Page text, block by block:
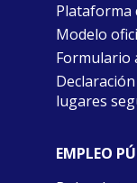
Plataforma
Modelo
Formulario
lugares
EMPLEO